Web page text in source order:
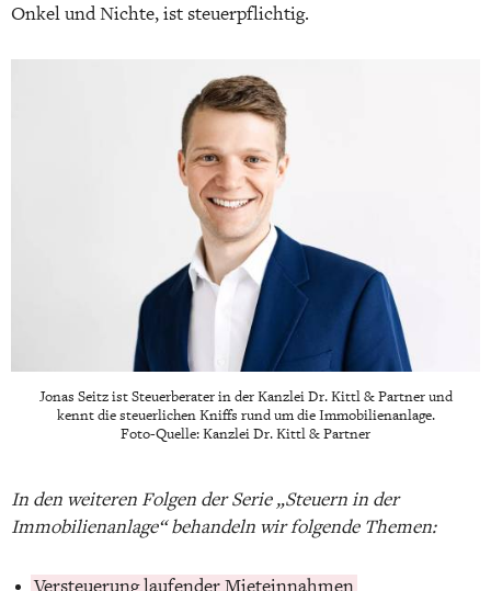
Onkel und Nichte, ist steuerpflichtig.
Jonas Seitz ist Steuerberater in der Kanzlei Dr. Kittl & Partner und
kennt die steuerlichen Kniffs rund um die Immobilienanlage.
Foto-Quelle: Kanzlei Dr. Kittl & Partner
In den weiteren Folgen der Serie „Steuern in der
Immobilienanlage“ behandeln wir folgende Themen:
Versteuerung laufender Mieteinnahmen